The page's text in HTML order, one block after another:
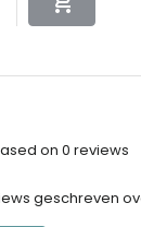
on 0 reviews
geschreven